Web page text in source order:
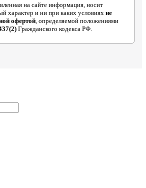
на сайте информация, носит
характер и ни при каких условиях не
офертой, определяемой положениями
Гражданского кодекса РФ.